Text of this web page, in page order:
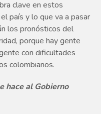
clave en estos
país y lo que va a pasar
los pronósticos del
porque hay gente
con dificultades
colombianos.
hace al Gobierno